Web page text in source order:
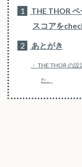
1
THE THOR
スコアを
2 あとがき
THE THOR の
た。